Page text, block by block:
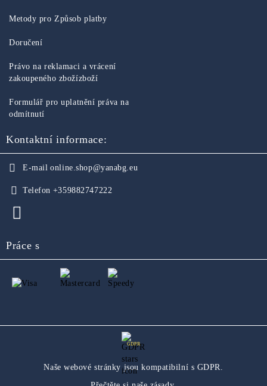
Metody pro Způsob platby
Doručení
Právo na reklamaci a vrácení
zakoupeného zbožízboží
Formulář pro uplatnění práva na
odmítnutí
Kontaktní informace:
E-mail online.shop@yanabg.eu
Telefon +359882747222
Práce s
GDPR
Naše webové stránky jsou kompatibilní s GDPR.